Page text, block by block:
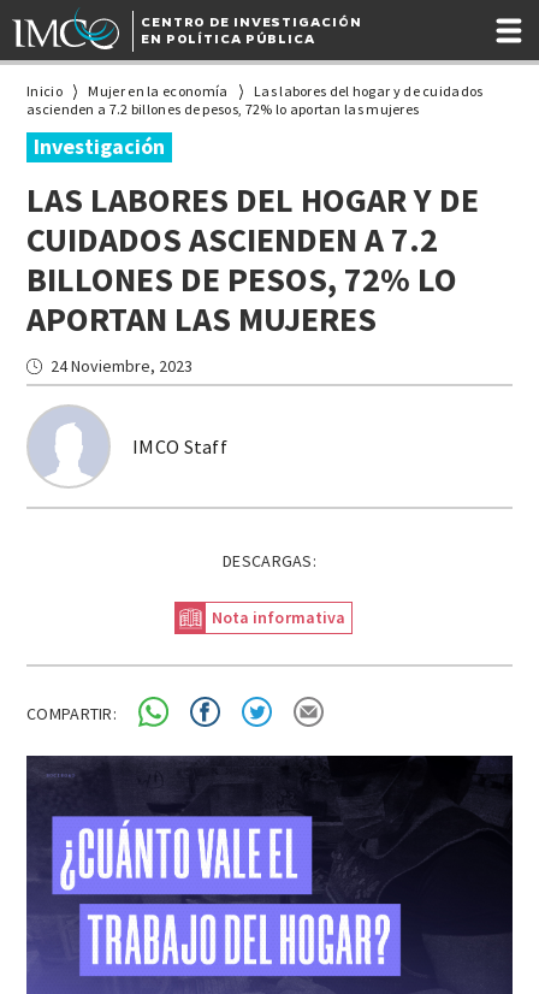
CENTRO DE INVESTIGACIÓN
EN POLÍTICA PÚBLICA
Inicio Mujer en la economía
Las labores del hogar y de cuidados
ascienden a 7.2 billones de pesos, 72% lo aportan las mujeres
Investigación
LAS LABORES DEL HOGAR Y DE
CUIDADOS ASCIENDEN A 7.2
BILLONES DE PESOS, 72% LO
APORTAN LAS MUJERES
IMCO Staff
24 Noviembre, 2023
DESCARGAS:
Nota informativa
COMPARTIR: